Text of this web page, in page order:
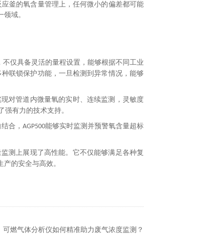
釜的氧含量管理上，任何微小的偏差都可能
领域。
不仅具备灵活的量程设置，能够根据不同工业
联锁保护功能，一旦检测到异常情况，能够
对管道内微量氧的实时、连续监测，灵敏度
有力的技术支持。
合， AGP500能够实时监测并预警氧含量超标
测上展现了高性能。它不仅能够满足各种复
的安全与高效。
可燃气体分析仪如何精准助力废气浓度监测？